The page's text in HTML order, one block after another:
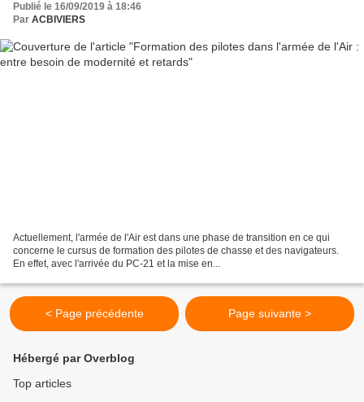
Publié le 16/09/2019 à 18:46
Par ACBIVIERS
Actuellement, l'armée de l'Air est dans une phase de transition en ce qui
concerne le cursus de formation des pilotes de chasse et des navigateurs.
En effet, avec l'arrivée du PC-21 et la mise en...
< Page précédente Page suivante >
Hébergé par Overblog
Top articles